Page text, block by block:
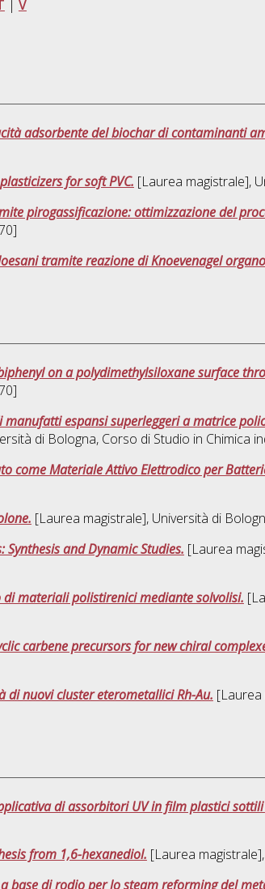
| V
adsorbente del biochar di contaminanti
for soft PVC. [Laurea magistrale],
pirogassificazione: ottimizzazione del
tramite reazione di Knoevenagel
on a polydimethylsiloxane surface
espansi superleggeri a matrice
di Bologna, Corso di Studio in Chimica
come Materiale Attivo Elettrodico per
[Laurea magistrale], Università di
and Dynamic Studies. [Laurea
materiali polistirenici mediante solvolisi.
carbene precursors for new chiral
di nuovi cluster eterometallici Rh-Au. [Laurea
di assorbitori UV in film plastici
from 1,6-hexanediol. [Laurea
base di rodio per lo steam reforming del